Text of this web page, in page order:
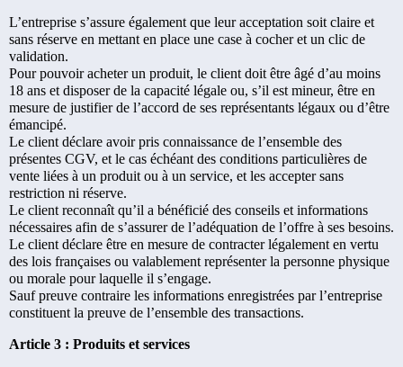
L’entreprise s’assure également que leur acceptation soit claire et
sans réserve en mettant en place une case à cocher et un clic de
validation.
Pour pouvoir acheter un produit, le client doit être âgé d’au moins
18 ans et disposer de la capacité légale ou, s’il est mineur, être en
mesure de justifier de l’accord de ses représentants légaux ou d’être
émancipé.
Le client déclare avoir pris connaissance de l’ensemble des
présentes CGV, et le cas échéant des conditions particulières de
vente liées à un produit ou à un service, et les accepter sans
restriction ni réserve.
Le client reconnaît qu’il a bénéficié des conseils et informations
nécessaires afin de s’assurer de l’adéquation de l’offre à ses besoins.
Le client déclare être en mesure de contracter légalement en vertu
des lois françaises ou valablement représenter la personne physique
ou morale pour laquelle il s’engage.
Sauf preuve contraire les informations enregistrées par l’entreprise
constituent la preuve de l’ensemble des transactions.
Article 3 : Produits et services